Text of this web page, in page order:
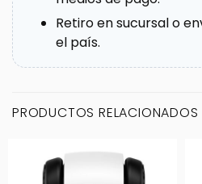
Retiro en sucursal o
el país.
PRODUCTOS RELACIONADOS